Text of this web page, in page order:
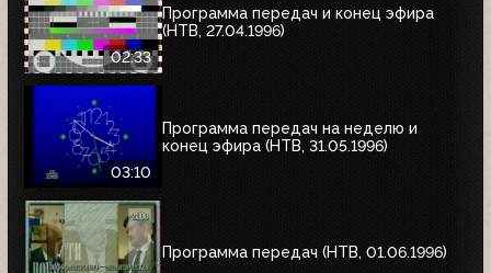
02:33
Программа передач и конец эфира
(НТВ, 27.04.1996)
03:10
Программа передач на неделю и
конец эфира (НТВ, 31.05.1996)
Программа передач (НТВ, 01.06.1996)